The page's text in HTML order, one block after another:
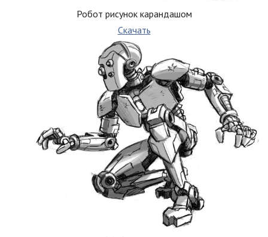
Робот рисунок карандашом
Скачать